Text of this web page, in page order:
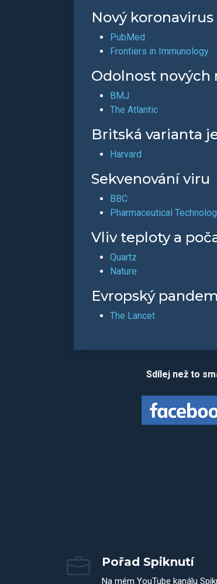
Nový
PubMed
Frontiers in Immunology
Odolnost
BMJ
The Atlantic
Britská varianta
Harvard
Sekvenování viru
BBC
Pharmaceutical
Vliv teploty a
Quartz
Nature
Evropský
The Lancet
Sdílej než to
Pořad Spiknutí
Na mém YouTube kanálu